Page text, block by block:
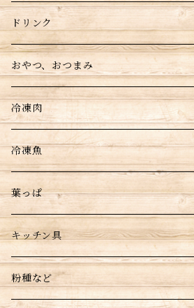
ドリンク
おやつ、おつまみ
冷凍肉
冷凍魚
葉っぱ
キッチン具
粉種など